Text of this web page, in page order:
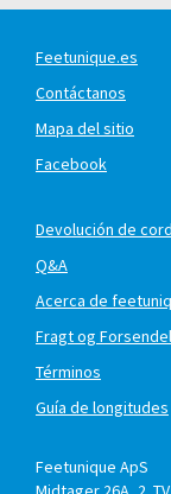
Feetunique.es
Contáctanos
Mapa del sitio
Facebook
Devolución de
Q&A
Acerca de
Fragt og
Términos
Guía de longitudes
Feetunique ApS